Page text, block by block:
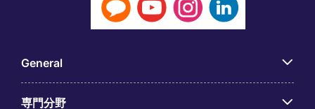
General
専門分野